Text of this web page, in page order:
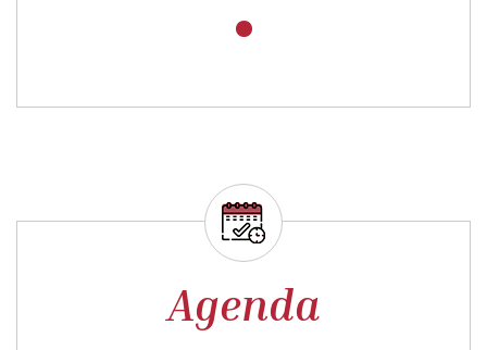
Agenda